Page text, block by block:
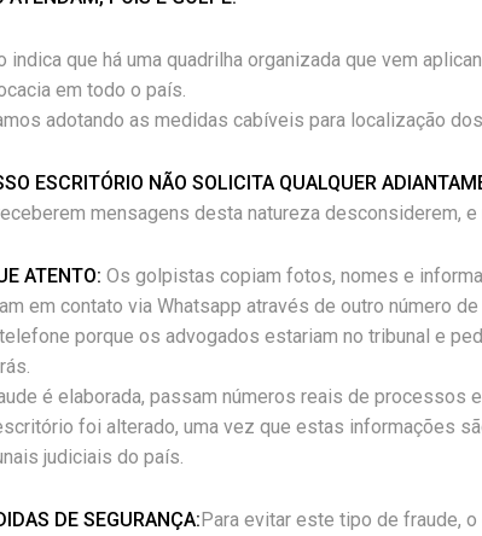
sempre que estiver passando por problemas jurídicos.
O advogado poderá, se necessário, ajuizar uma ação
mesmo danos morais.
indica que há uma quadrilha organizada que vem
em todo o país.
adotando as medidas cabíveis para localização
ESCRITÓRIO NÃO SOLICITA QUALQUER
mensagens desta natureza desconsiderem,
ATENTO: Os golpistas copiam fotos, nomes e
em contato via Whatsapp através de outro número
porque os advogados estariam no tribunal e
é elaborada, passam números reais de processos
foi alterado, uma vez que estas informações
judiciais do país.
DE SEGURANÇA:Para evitar este tipo de fraude,